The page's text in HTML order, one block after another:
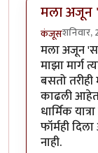
मला अजून
कंजूस
मला अजून
माझा मार्ग
बसतो
काढली आहेत.
धार्मिक
फॉर्मही
नाही.